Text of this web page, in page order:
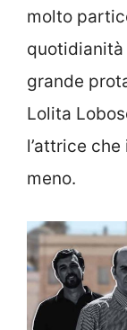
molto
quotidianità
grande
Lolita
l’attrice
meno.